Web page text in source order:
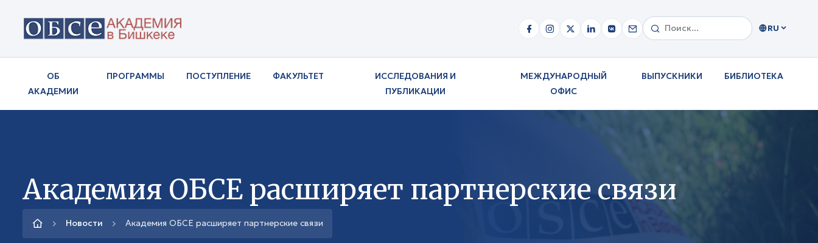
RU
ОБ
АКАДЕМИИ
ПРОГРАММЫ ПОСТУПЛЕНИЕ ФАКУЛЬТЕТ
ИССЛЕДОВАНИЯ И
ПУБЛИКАЦИИ
МЕЖДУНАРОДНЫЙ
ОФИС
ВЫПУСКНИКИ БИБЛИОТЕКА
Академия ОБСЕ расширяет партнерские связи
Новости Академия ОБСЕ расширяет партнерские связи